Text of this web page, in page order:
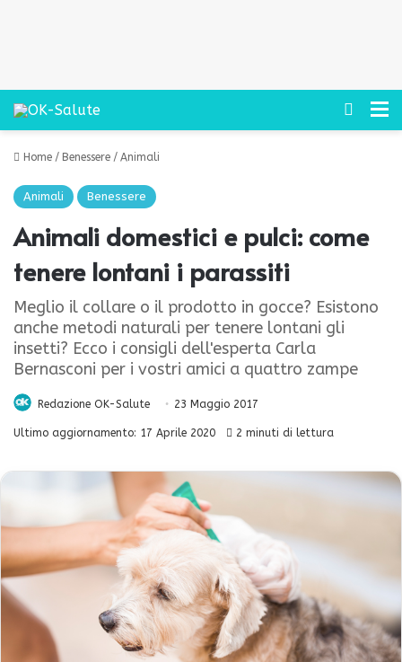
Cerca
Home / Benessere / Animali
Animali Benessere
Animali domestici e pulci: come
tenere lontani i parassiti
Meglio il collare o il prodotto in gocce? Esistono
anche metodi naturali per tenere lontani gli
insetti? Ecco i consigli dell'esperta Carla
Bernasconi per i vostri amici a quattro zampe
Redazione OK-Salute 23 Maggio 2017
Ultimo aggiornamento: 17 Aprile 2020 2 minuti di lettura